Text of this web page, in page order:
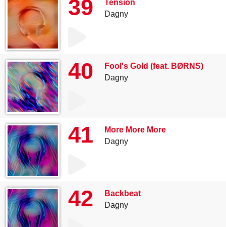
39
Tension
Dagny
40
Fool's Gold (feat. BØRNS)
Dagny
41
More More More
Dagny
42
Backbeat
Dagny